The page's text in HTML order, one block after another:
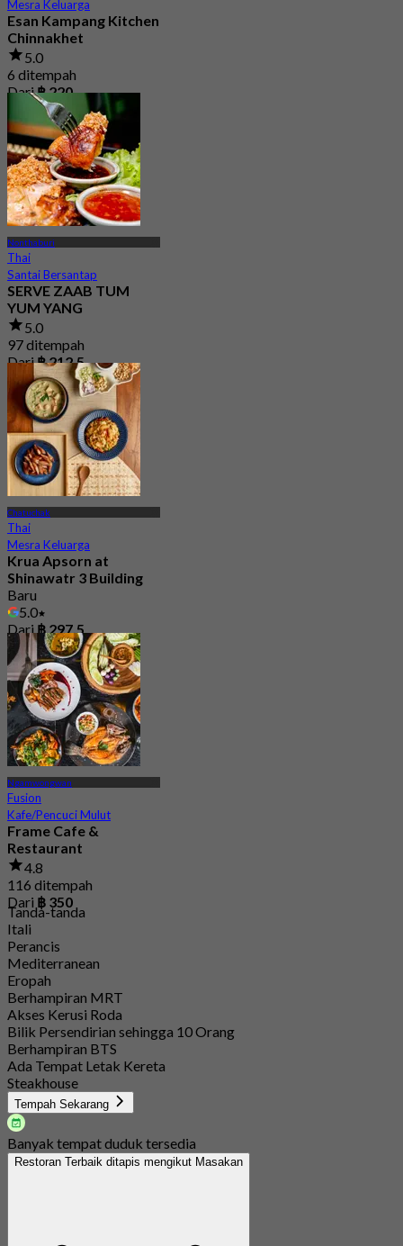
Mesra Keluarga
Esan Kampang Kitchen
Chinnakhet
5.0
6 ditempah
Dari฿ 220
Nonthaburi
Thai
Santai Bersantap
SERVE ZAAB TUM
YUM YANG
5.0
97 ditempah
Dari฿ 212.5
Chatuchak
Thai
Mesra Keluarga
Krua Apsorn at
Shinawatr 3 Building
Baru
5.0
Dari฿ 297.5
Ngamwongwan
Fusion
Kafe/Pencuci Mulut
Frame Cafe &
Restaurant
4.8
116 ditempah
Dari ฿ 350
Tanda-tanda
Itali
Perancis
Mediterranean
Eropah
Berhampiran MRT
Akses Kerusi Roda
Bilik Persendirian sehingga 10 Orang
Berhampiran BTS
Ada Tempat Letak Kereta
Steakhouse
Tempah Sekarang
Banyak tempat duduk tersedia
Restoran Terbaik ditapis mengikut Masakan